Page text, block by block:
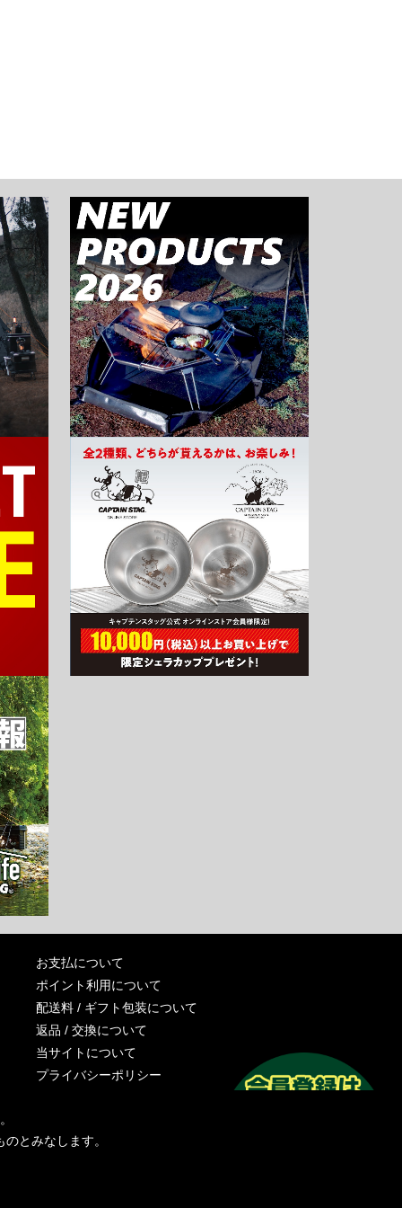
お支払について
ポイント利用について
配送料 / ギフト包装について
返品 / 交換について
当サイトについて
プライバシーポリシー
お問い合わせ
とみなします。